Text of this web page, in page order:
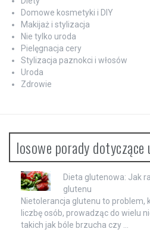
Domowe kosmetyki i DIY
Makijaż i stylizacja
Nie tylko uroda
Pielęgnacja cery
Stylizacja paznokci i włosów
Uroda
Zdrowie
losowe porady dotyczące
Dieta glutenowa: Jak
glutenu
Nietolerancja glutenu to problem,
liczbę osób, prowadząc do wielu
takich jak bóle brzucha czy …